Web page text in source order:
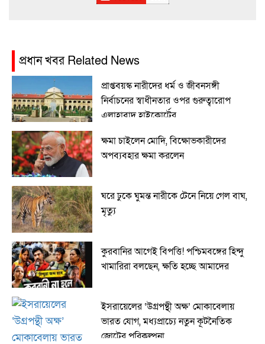
প্রধান খবর Related News
প্রাপ্তবয়স্ক নারীদের ধর্ম ও জীবনসঙ্গী
নির্বাচনের স্বাধীনতার ওপর গুরুত্বারোপ
এলাহাবাদ হাইকোর্টের
ক্ষমা চাইলেন মোদি, বিক্ষোভকারীদের
অপব্যবহার ক্ষমা করলেন
ঘরে ঢুকে ঘুমন্ত নারীকে টেনে নিয়ে গেল বাঘ,
মৃত্যু
কুরবানির আগেই বিপত্তি! পশ্চিমবঙ্গের হিন্দু
খামারিরা বলছেন, ক্ষতি হচ্ছে আমাদের
ইসরায়েলের ‘উগ্রপন্থী অক্ষ’ মোকাবেলায়
ভারত যোগ, মধ্যপ্রাচ্যে নতুন কূটনৈতিক
জোটের পরিকল্পনা